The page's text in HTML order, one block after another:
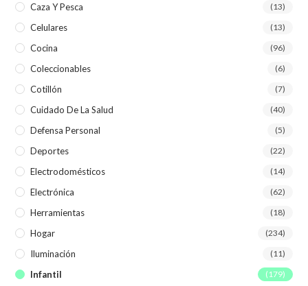
Caza Y Pesca (13)
Celulares (13)
Cocina (96)
Coleccionables (6)
Cotillón (7)
Cuidado De La Salud (40)
Defensa Personal (5)
Deportes (22)
Electrodomésticos (14)
Electrónica (62)
Herramientas (18)
Hogar (234)
Iluminación (11)
Infantil (179)